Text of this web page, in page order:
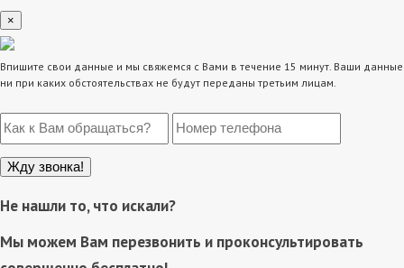
×
Впишите свои данные и мы свяжемся с Вами в течение 15 минут. Ваши данные
ни при каких обстоятельствах не будут переданы третьим лицам.
Не нашли то, что искали?
Мы можем Вам перезвонить и проконсультировать